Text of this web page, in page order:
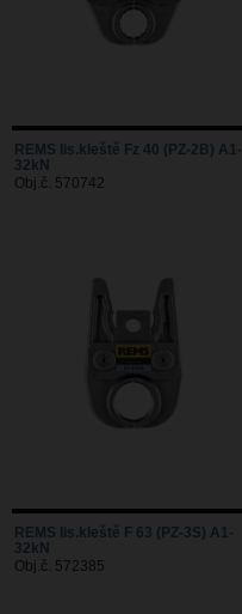
REMS lis.kleště Fz 40 (PZ-2B) A1-
32kN
Obj.č. 570742
REMS lis.kleště F 63 (PZ-3S) A1-
32kN
Obj.č. 572385